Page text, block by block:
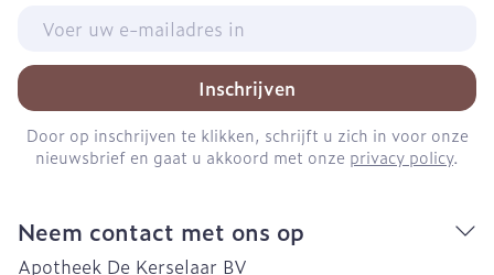
Inschrijven
Door op inschrijven te klikken, schrijft u zich in voor onze
nieuwsbrief en gaat u akkoord met onze privacy policy.
Neem contact met ons op
Apotheek De Kerselaar BV